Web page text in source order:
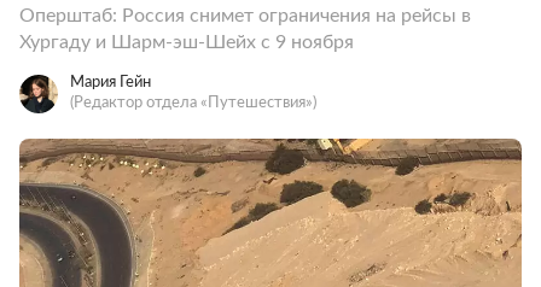
Оперштаб: Россия снимет ограничения на рейсы в
Хургаду и Шарм-эш-Шейх с 9 ноября
Мария Гейн
(Редактор отдела «Путешествия»)